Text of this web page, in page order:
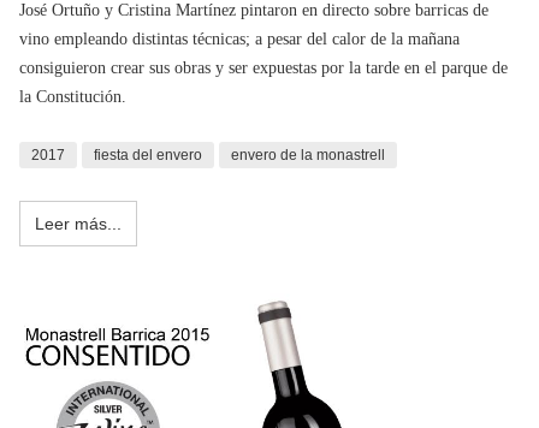
José Ortuño y Cristina Martínez pintaron en directo sobre barricas de
vino empleando distintas técnicas; a pesar del calor de la mañana
consiguieron crear sus obras y ser expuestas por la tarde en el parque de
la Constitución.
2017 fiesta del envero envero de la monastrell
Leer más...